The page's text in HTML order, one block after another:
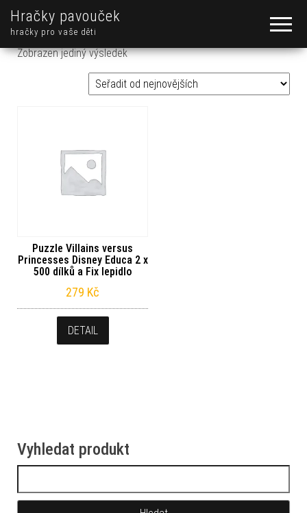
Hračky pavouček
hračky pro vaše děti
Zobrazen jediný výsledek
Puzzle Villains versus
Princesses Disney Educa 2 x
500 dílků a Fix lepidlo
279 Kč
DETAIL
Vyhledat produkt